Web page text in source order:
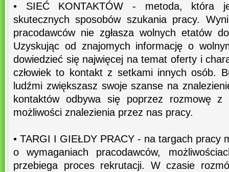
• SIEĆ KONTAKTÓW - metoda, która
skutecznych sposobów szukania pracy.
pracodawców nie zgłasza wolnych etatów
Uzyskując od znajomych informację o
dowiedzieć się najwięcej na temat oferty i
człowiek to kontakt z setkami innych osób.
ludźmi zwiększasz swoje szanse na
kontaktów odbywa się poprzez rozmowę
możliwości znalezienia przez nas pracy.
• TARGI I GIEŁDY PRACY - na targach pracy
o wymaganiach pracodawców,
przebiega proces rekrutacji. W czasie